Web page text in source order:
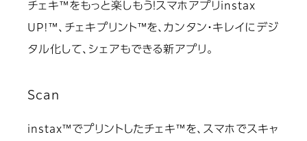
チェキ™をもっと楽しもう！スマホアプリinstax
UP!™、チェキプリント™を、カンタン・キレイにデジ
タル化して、シェアもできる新アプリ。
Scan
instax™でプリントしたチェキ™を、スマホでスキャ